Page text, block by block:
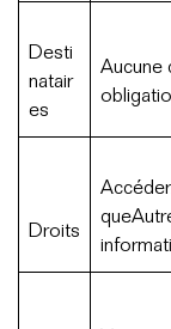
Desti
natair
es
Aucune
Droits